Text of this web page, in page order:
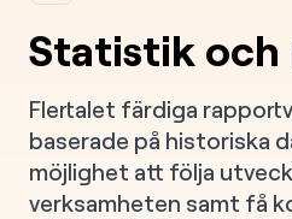
Statistik och
Flertalet färdiga
baserade på historiska
möjlighet att följa
verksamheten samt få